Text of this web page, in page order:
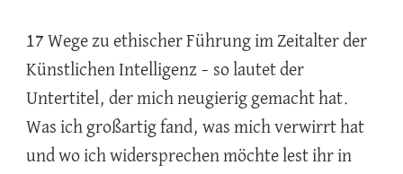
17 Wege zu ethischer Führung im Zeitalter der
Künstlichen Intelligenz – so lautet der
Untertitel, der mich neugierig gemacht hat.
Was ich großartig fand, was mich verwirrt hat
und wo ich widersprechen möchte lest ihr in